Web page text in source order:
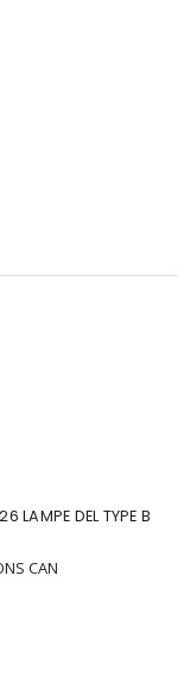
LAMPE DEL TYPE B
CAN